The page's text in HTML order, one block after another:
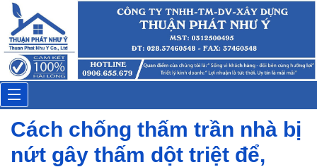
Toggle
navigation
Cách chống thấm trần nhà bị
nứt gây thấm dột triệt để,